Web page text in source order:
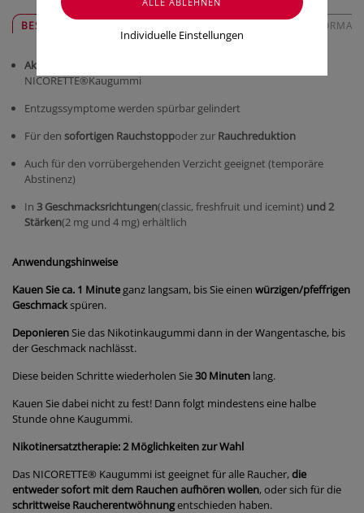
BESCHREIBUNG
Aktiv
NICORETTE®Kaugummi
Entzugssymptome werden spürbar gelindert
Für den sofortigen Rauchstoppoder zur Rauchreduktion
Auch für den vorrübergehenden Verzicht geeignet (temporäre
Abstinenz)
In 3 Geschmacksrichtungen(classic, freshfruit und icemint) und 2
Stärken(2 mg und 4 mg) erhältlich
Anwendungshinweise
Kauen Sie ca. 1 Minuteganz langsam, bis Sie einen würzigen/pfeffrigen
Geschmackspüren.
DeponierenSie das Nikotinkaugummi dann in der Wangentasche, bis
der Geschmack nachlässt.
Diese beiden Schritte wiederholen Sie30 Minuten lang.
Kauen Sie dabei nicht zu fest! Dann folgt mindestens eine halbe
Stunde ohne Kaugummi.
Nikotinersatztherapie: 2 Möglichkeiten zur Wahl
Das NICORETTE® Kaugummi ist geeignet für alle Raucher,die
entweder sofort mit dem Rauchen aufhören wollen, oder sich für die
schrittweise Raucherentwöhnungentschieden haben.
Individuelle Einstellungen